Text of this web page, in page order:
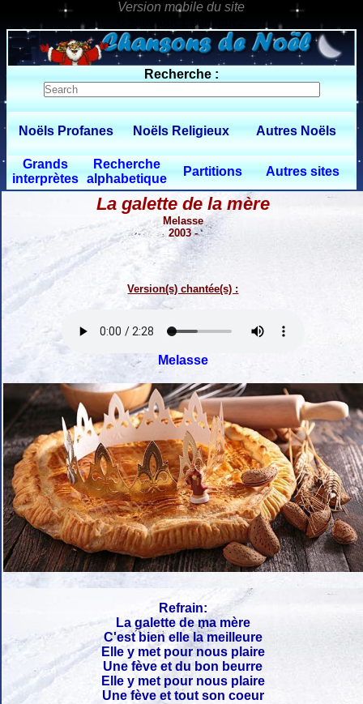
0 $limitbot 1 $limittot 2
Recherche :
Noëls Profanes Noëls Religieux Autres Noëls
Grands
interprètes
Recherche
alphabetique
Partitions Autres sites
La galette de la mère
Melasse
2003 -
Version(s) chantée(s) :
Melasse
Refrain:
La galette de ma mère
C'est bien elle la meilleure
Elle y met pour nous plaire
Une fève et du bon beurre
Elle y met pour nous plaire
Une fève et tout son coeur